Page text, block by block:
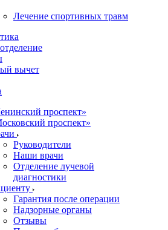
Лечение спортивных травм
вычет
проспект»
проспект»
Руководители
Наши врачи
Отделение лучевой
диагностики
Гарантия после операции
Надзорные органы
Отзывы